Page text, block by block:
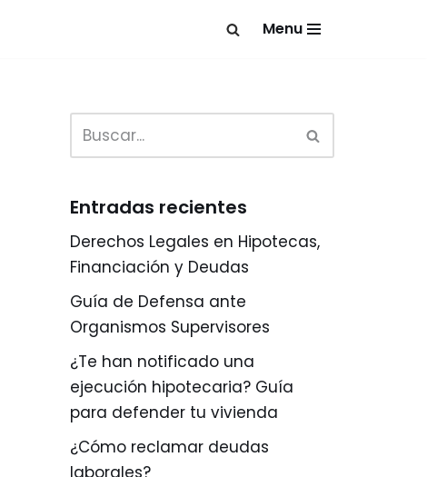
Menu
Entradas recientes
Derechos Legales en Hipotecas,
Financiación y Deudas
Guía de Defensa ante
Organismos Supervisores
¿Te han notificado una
ejecución hipotecaria? Guía
para defender tu vivienda
¿Cómo reclamar deudas
laborales?